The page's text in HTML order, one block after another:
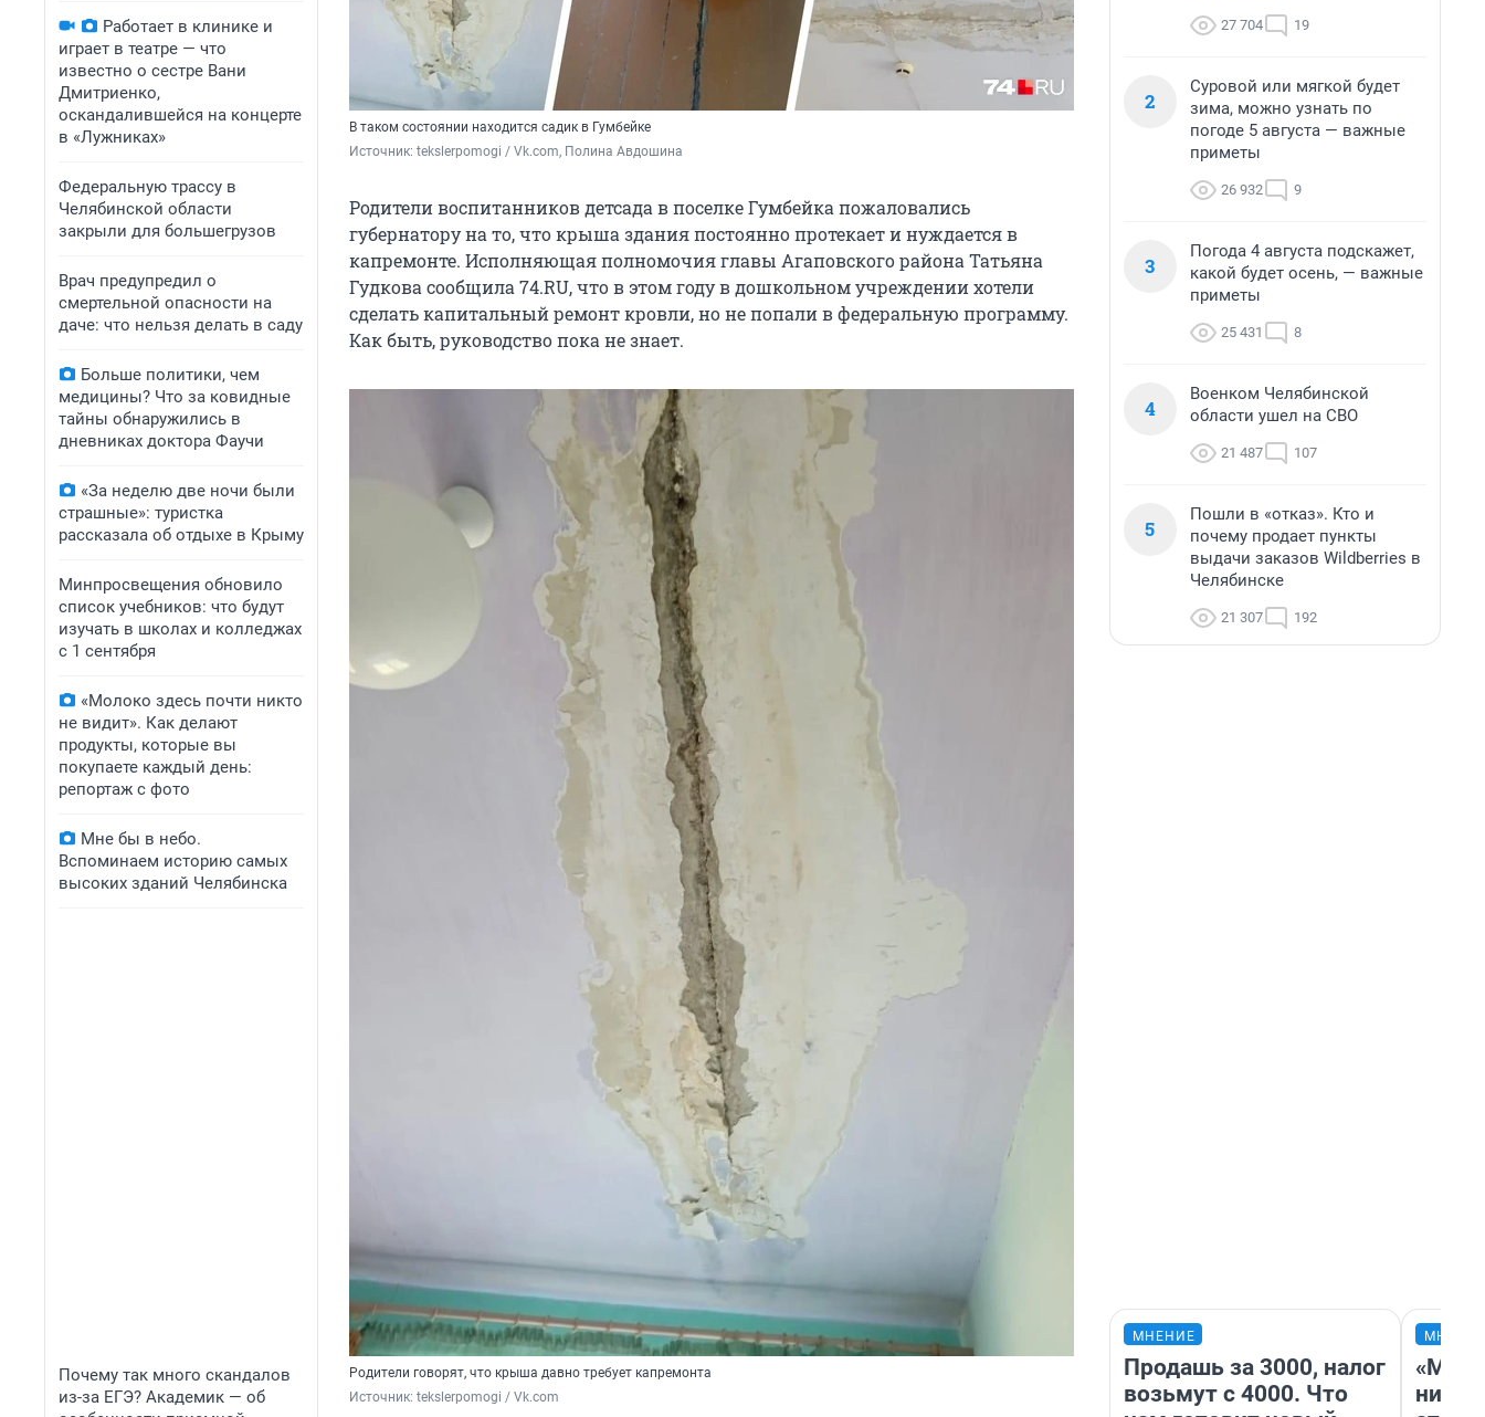
Работает в клинике и
играет в театре — что
известно о сестре Вани
Дмитриенко,
оскандалившейся на концерте
в «Лужниках»
Федеральную трассу в
Челябинской области
закрыли для большегрузов
Врач предупредил о
смертельной опасности на
даче: что нельзя делать в саду
Больше политики, чем
медицины? Что за ковидные
тайны обнаружились в
дневниках доктора Фаучи
«За неделю две ночи были
страшные»: туристка
рассказала об отдыхе в Крыму
Минпросвещения обновило
список учебников: что будут
изучать в школах и колледжах
с 1 сентября
«Молоко здесь почти никто
не видит». Как делают
продукты, которые вы
покупаете каждый день:
репортаж с фото
Мне бы в небо.
Вспоминаем историю самых
высоких зданий Челябинска
Почему так много скандалов
из-за ЕГЭ? Академик — об
В таком состоянии находится садик в Гумбейке
Источник: tekslerpomogi / Vk.com, Полина Авдошина
Родители воспитанников детсада в поселке Гумбейка пожаловались
губернатору на то, что крыша здания постоянно протекает и нуждается в
капремонте. Исполняющая полномочия главы Агаповского района Татьяна
Гудкова сообщила 74.RU, что в этом году в дошкольном учреждении хотели
сделать капитальный ремонт кровли, но не попали в федеральную программу.
Как быть, руководство пока не знает.
Родители говорят, что крыша давно требует капремонта
Источник: tekslerpomogi / Vk.com
27 704 19
2
Суровой или мягкой будет
зима, можно узнать по
погоде 5 августа — важные
приметы
26 932 9
3
Погода 4 августа подскажет,
какой будет осень, — важные
приметы
25 431 8
4
Военком Челябинской
области ушел на СВО
21 487 107
5
Пошли в «отказ». Кто и
почему продает пункты
выдачи заказов Wildberries в
Челябинске
21 307 192
МНЕНИЕ
Продашь за 3000, налог
возьмут с 4000. Что